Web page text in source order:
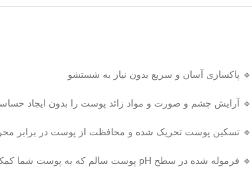
🔹 پاکسازی آسان و سریع بدون نیاز به شستشو
🔹 آرایش چشم و صورت و مواد زائد پوست را بدون ایجاد
🔹 تسکین پوست تحریک شده و محافظت از پوست در برابر
🔹 فرموله شده در سطح pH پوست سالم که به پوست شما کمک کند متعادل و سالم بماند